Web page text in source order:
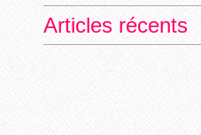
Articles récents